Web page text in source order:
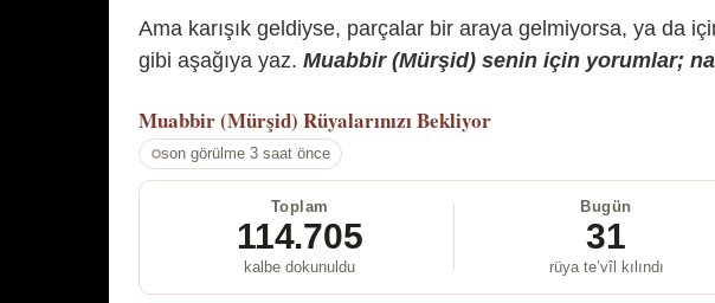
Ama karışık geldiyse, parçalar bir araya gelmiyorsa, ya da
gibi aşağıya yaz. Muabbir (Mürşid) senin için yorumlar;
Muabbir (Mürşid) Rüyalarınızı Bekliyor
son görülme 3 saat önce
Toplam
114.705
kalbe dokunuldu
Bugün
31
rüya te’vîl kılındı